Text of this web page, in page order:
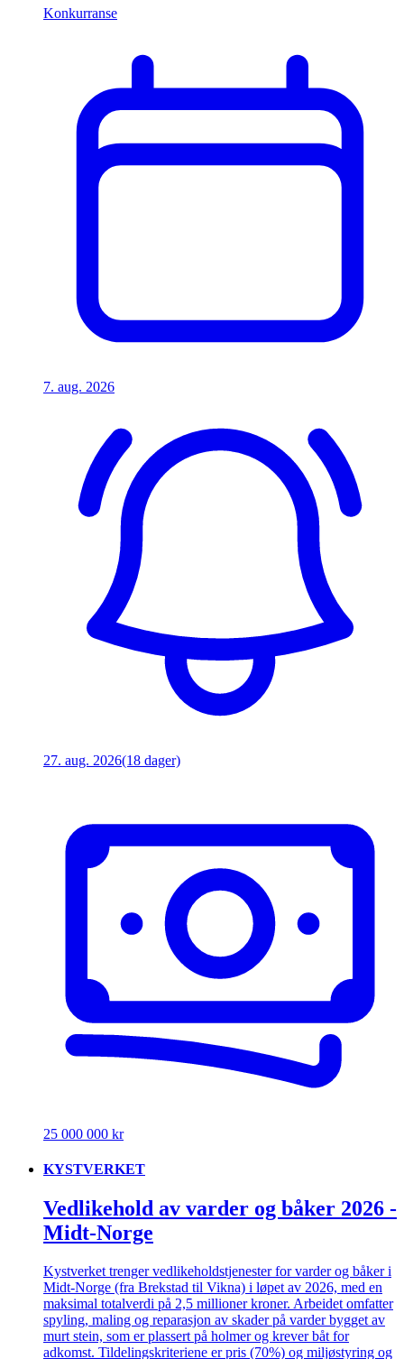
Konkurranse
7. aug. 2026
27. aug. 2026(18 dager)
25 000 000 kr
KYSTVERKET
Vedlikehold av varder og båker 2026 -
Midt-Norge
Kystverket trenger vedlikeholdstjenester for varder og båker i
Midt-Norge (fra Brekstad til Vikna) i løpet av 2026, med en
maksimal totalverdi på 2,5 millioner kroner. Arbeidet omfatter
spyling, maling og reparasjon av skader på varder bygget av
murt stein, som er plassert på holmer og krever båt for
adkomst. Tildelingskriteriene er pris (70%) og miljøstyring og